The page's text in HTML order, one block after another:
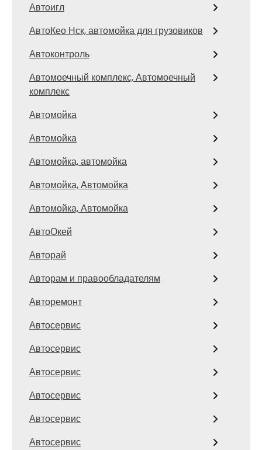
Автоигл
АвтоКео Нск, автомойка для грузовиков
Автоконтроль
Автомоечный комплекс, Автомоечный
комплекс
Автомойка
Автомойка
Автомойка, автомойка
Автомойка, Автомойка
Автомойка, Автомойка
АвтоОкей
Авторай
Авторам и правообладателям
Авторемонт
Автосервис
Автосервис
Автосервис
Автосервис
Автосервис
Автосервис